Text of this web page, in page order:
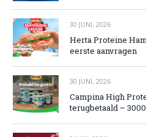
30 JUNI, 2026
Herta Proteine
eerste aanvragen
30 JUNI, 2026
Campina High
terugbetaald –